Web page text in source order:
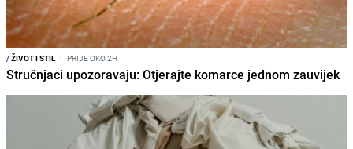
/ŽIVOT I STIL I PRIJE OKO 2H
Stručnjaci upozoravaju: Otjerajte komarce jednom zauvijek